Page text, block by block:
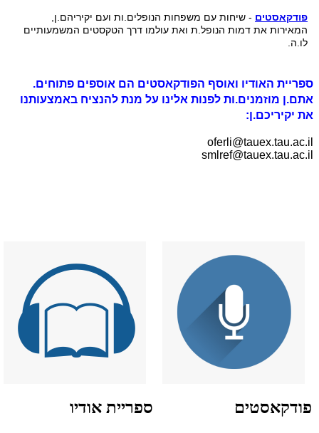
פודקאסטים - שיחות עם משפחות הנופלים.ות ועם יקיריהם.ן,
המאירות את דמות הנופל.ת ואת עולמו דרך הטקסטים המשמעותיים
לו.ה.
ספריית האודיו ואוסף הפודקאסטים הם אוספים פתוחים.
אתם.ן מוזמנים.ות לפנות אלינו על מנת להנציח באמצעותנו
את יקיריכם.ן:
oferli@tauex.tau.ac.il
smlref@tauex.tau.ac.il
פודקאסטים ספריית אודיו